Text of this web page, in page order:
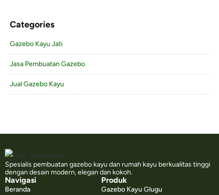
Categories
Gazebo Kayu Jati
Jasa Pembuatan Gazebo
Jual Gazebo Kayu
Spesialis pembuatan gazebo kayu dan rumah kayu berkualitas tinggi
dengan desain modern, elegan dan kokoh.
Navigasi
Beranda
Produk
Gazebo Kayu Glugu